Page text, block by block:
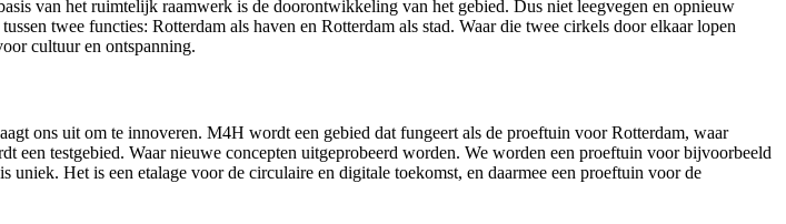
van het ruimtelijk raamwerk is de doorontwikkeling van het gebied. Dus niet leegvegen en opnieuw
twee functies: Rotterdam als haven en Rotterdam als stad. Waar die twee cirkels door elkaar lopen
cultuur en ontspanning.
ons uit om te innoveren. M4H wordt een gebied dat fungeert als de proeftuin voor Rotterdam, waar
een testgebied. Waar nieuwe concepten uitgeprobeerd worden. We worden een proeftuin voor bijvoorbeeld
Het is een etalage voor de circulaire en digitale toekomst, en daarmee een proeftuin voor de